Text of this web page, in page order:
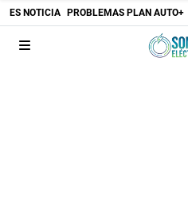
ES NOTICIA PROBLEMAS PLAN AUTO+